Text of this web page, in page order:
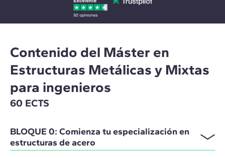
Contenido del Máster en
Estructuras Metálicas y Mixtas
para ingenieros
60 ECTS
BLOQUE 0: Comienza tu especialización en
estructuras de acero